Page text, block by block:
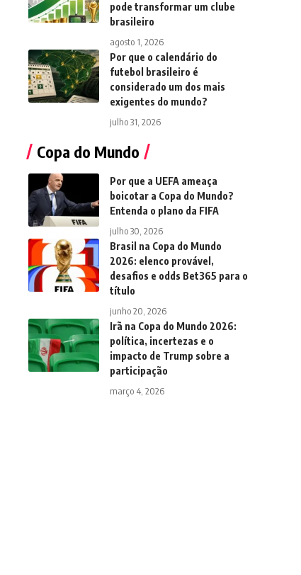
pode transformar um clube
brasileiro
agosto 1, 2026
Por que o calendário do
futebol brasileiro é
considerado um dos mais
exigentes do mundo?
julho 31, 2026
Copa do Mundo
Por que a UEFA ameaça
boicotar a Copa do Mundo?
Entenda o plano da FIFA
julho 30, 2026
Brasil na Copa do Mundo
2026: elenco provável,
desafios e odds Bet365 para o
título
junho 20, 2026
Irã na Copa do Mundo 2026:
política, incertezas e o
impacto de Trump sobre a
participação
março 4, 2026